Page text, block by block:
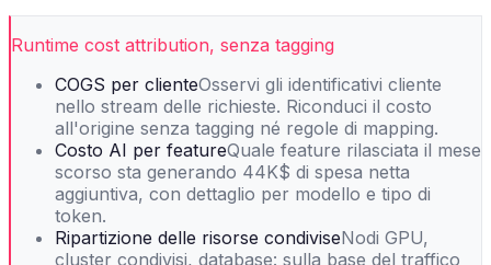
Runtime cost attribution, senza tagging
COGS per clienteOsservi gli identificativi cliente
nello stream delle richieste. Riconduci il costo
all'origine senza tagging né regole di mapping.
Costo AI per featureQuale feature rilasciata il mese
scorso sta generando 44K$ di spesa netta
aggiuntiva, con dettaglio per modello e tipo di
token.
Ripartizione delle risorse condiviseNodi GPU,
cluster condivisi, database: sulla base del traffico